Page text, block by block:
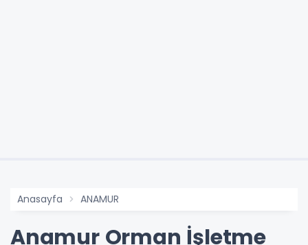
Anasayfa ANAMUR
Anamur Orman İşletme